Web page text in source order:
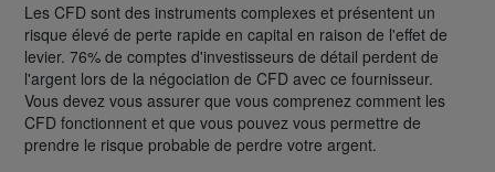
Les CFD sont des instruments complexes et présentent un
risque élevé de perte rapide en capital en raison de l'effet de
levier. 76% de comptes d'investisseurs de détail perdent de
l'argent lors de la négociation de CFD avec ce fournisseur.
Vous devez vous assurer que vous comprenez comment les
CFD fonctionnent et que vous pouvez vous permettre de
prendre le risque probable de perdre votre argent.